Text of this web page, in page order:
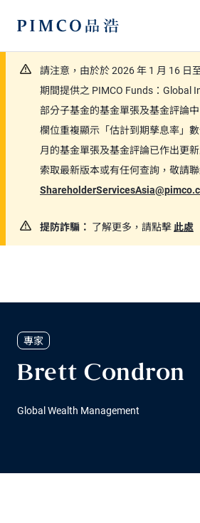
請注意，由於於 2026 年 1 月 16 日
期間提供之 PIMCO Funds：Global
部分子基金的基金單張及基金評論中
欄位重複顯示「估計到期孳息率」
月的基金單張及基金評論已作出更
索取最新版本或有任何查詢，敬請
提防詐騙： 了解更多，請點擊 此處
專家
Brett Condron
Global Wealth Management